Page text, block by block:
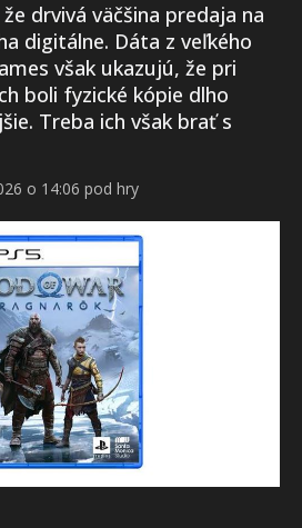
drvivá väčšina predaja na
digitálne. Dáta z veľkého
však ukazujú, že pri
boli fyzické kópie dlho
Treba ich však brať s
o 14:06 pod hry